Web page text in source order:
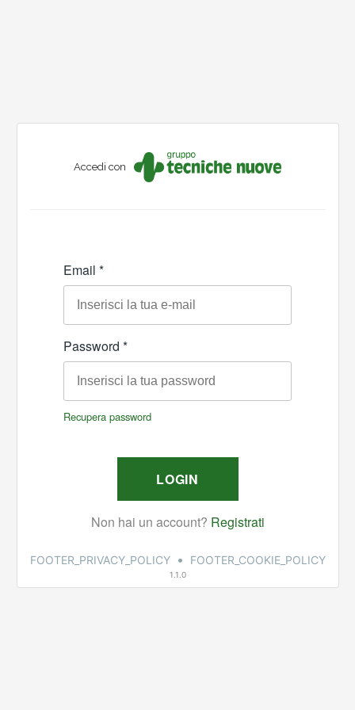
Accedi con
FOOTER_PRIVACY_POLICY • FOOTER_COOKIE_POLICY
1.1.0